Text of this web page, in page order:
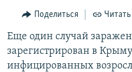
навигации
Вернутся
поиску
11 ЛЕТ ОККУПАЦИИ КРЫМА. 11
ЕЩЕ
ИНТЕРАКТИВ
ИНФОГРАФИКА
РАДІО СВОБОДА
КАК ОБОЙТИ
Поделиться Читать
Еще один случай
зарегистрирован в
инфицированных